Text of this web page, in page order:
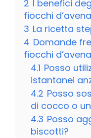
2 I benefici
fiocchi
3 La ricetta
4 Domande
fiocchi
4.1 Posso
istantanei
4.2 Posso
di cocco o
4.3 Posso
biscotti?